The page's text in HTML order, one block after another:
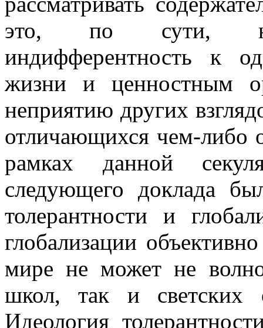
это, по сути,
индифферентность к
жизни и ценностным
неприятию других
отличающихся чем-либо
рамках данной
следующего доклада
толерантности и
глобализации
мире не может не
школ, так и светских
Идеология